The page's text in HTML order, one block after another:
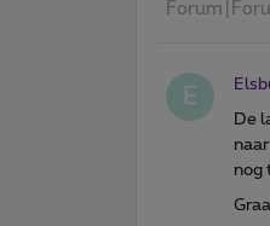
E
De
nog